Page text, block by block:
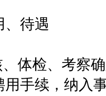
待遇
检、考察确
用手续，纳入